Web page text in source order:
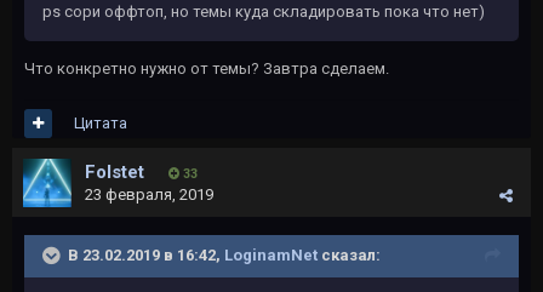
ps сори оффтоп, но темы куда складировать пока что нет)
Что конкретно нужно от темы? Завтра сделаем.
Цитата
Folstet 33
23 февраля, 2019
В 23.02.2019 в 16:42, LoginamNet сказал: